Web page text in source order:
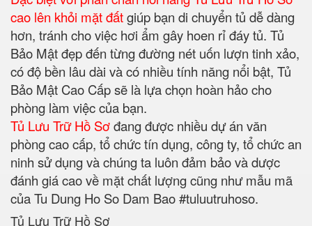
cao lên khỏi mặt đấtgiúp bạn di chuyển tủ dễ dàng
hơn, tránh cho việc hơi ẩm gây hoen rỉ đáy tủ. Tủ
Bảo Mật đẹp đến từng đường nét uốn lượn tinh xảo,
có độ bền lâu dài và có nhiều tính năng nổi bật, Tủ
Bảo Mật Cao Cấp sẽ là lựa chọn hoàn hảo cho
phòng làm việc của bạn.
Tủ Lưu Trữ Hồ Sơđang được nhiều dự án văn
phòng cao cấp, tổ chức tín dụng, công ty, tổ chức an
ninh sử dụng và chúng ta luôn đảm bảo và dược
đánh giá cao về mặt chất lượng cũng như mẫu mã
của Tu Dung Ho So Dam Bao #tuluutruhoso.
Tủ Lưu Trữ Hồ Sơ